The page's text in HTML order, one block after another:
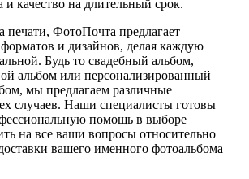
и качество на длительный срок.
печати, ФотоПочта предлагает
и дизайнов, делая каждую
Будь то свадебный альбом,
альбом или персонализированный
мы предлагаем различные
случаев. Наши специалисты готовы
помощь в выборе
на все ваши вопросы относительно
вашего именного фотоальбома